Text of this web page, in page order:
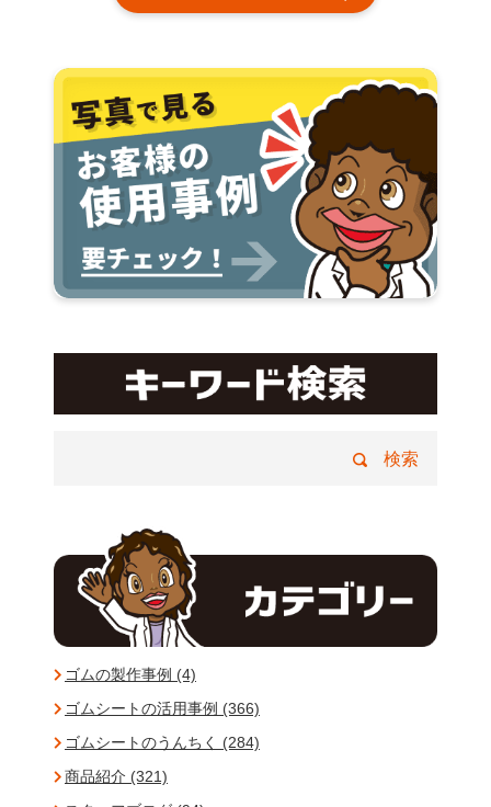
ゴムの製作事例 (4)
ゴムシートの活用事例 (366)
ゴムシートのうんちく (284)
商品紹介 (321)